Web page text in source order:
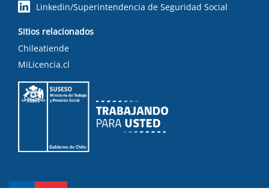
Linkedin/Superintendencia de Seguridad Social
Sitios relacionados
Chileatiende
MiLicencia.cl